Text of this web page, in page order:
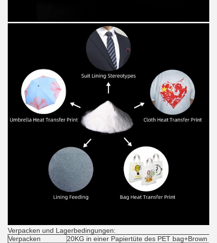
Verpacken und Lagerbedingungen:
Verpacken
20KG in einer Papiertüte des PET bag+Brown